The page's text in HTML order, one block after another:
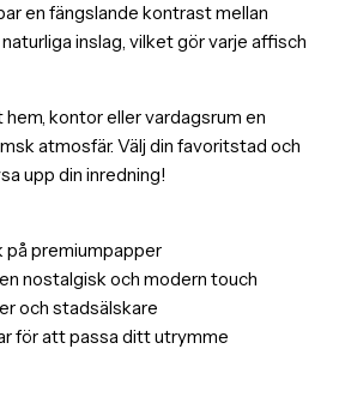
en fängslande kontrast mellan
inslag, vilket gör varje affisch
kontor eller vardagsrum en
atmosfär. Välj din favoritstad och
upp din inredning!
premiumpapper
nostalgisk och modern touch
och stadsälskare
för att passa ditt utrymme